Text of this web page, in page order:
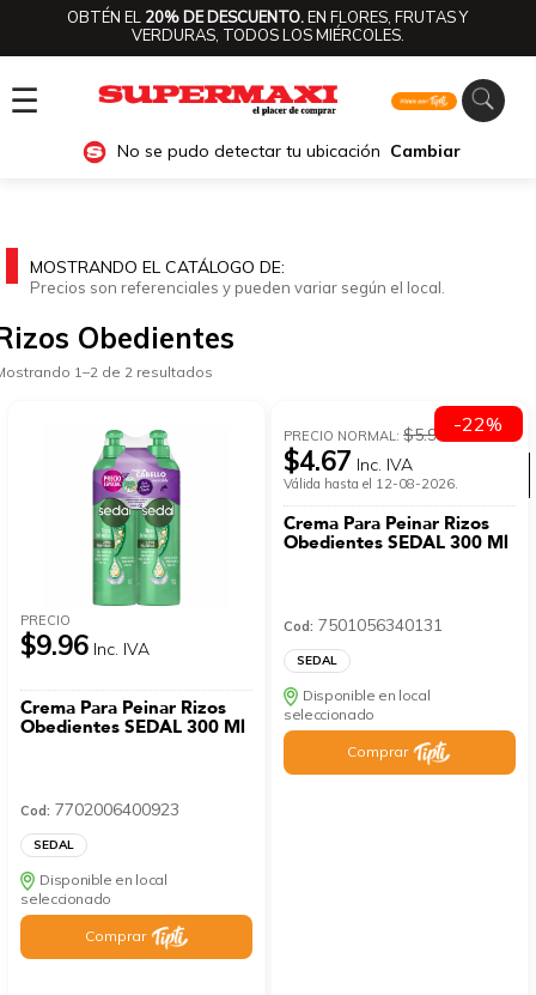
OBTÉN EL 20% DE DESCUENTO.EN FLORES, FRUTAS Y
VERDURAS, TODOS LOS MIÉRCOLES.
☰
No se pudo detectar tu ubicación Cambiar
Ver categorías
MOSTRANDO EL CATÁLOGO DE:
Precios son referenciales y pueden variar según el local.
Obedientes
1–2 de 2 resultados
PRECIO
$9.96 Inc. IVA
Crema Para Peinar Rizos
Obedientes SEDAL 300 Ml
Cod: 7702006400923
SEDAL
Disponible en local
seleccionado
Comprar
PRECIO NORMAL:$5.99
$4.67 Inc. IVA
Válida hasta el 12-08-2026.
Crema Para Peinar Rizos
Obedientes SEDAL 300 Ml
Cod: 7501056340131
SEDAL
Disponible en local
seleccionado
Comprar
-22%